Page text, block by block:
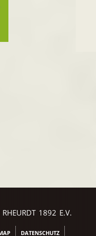
1892 E.V.
DATENSCHUTZ